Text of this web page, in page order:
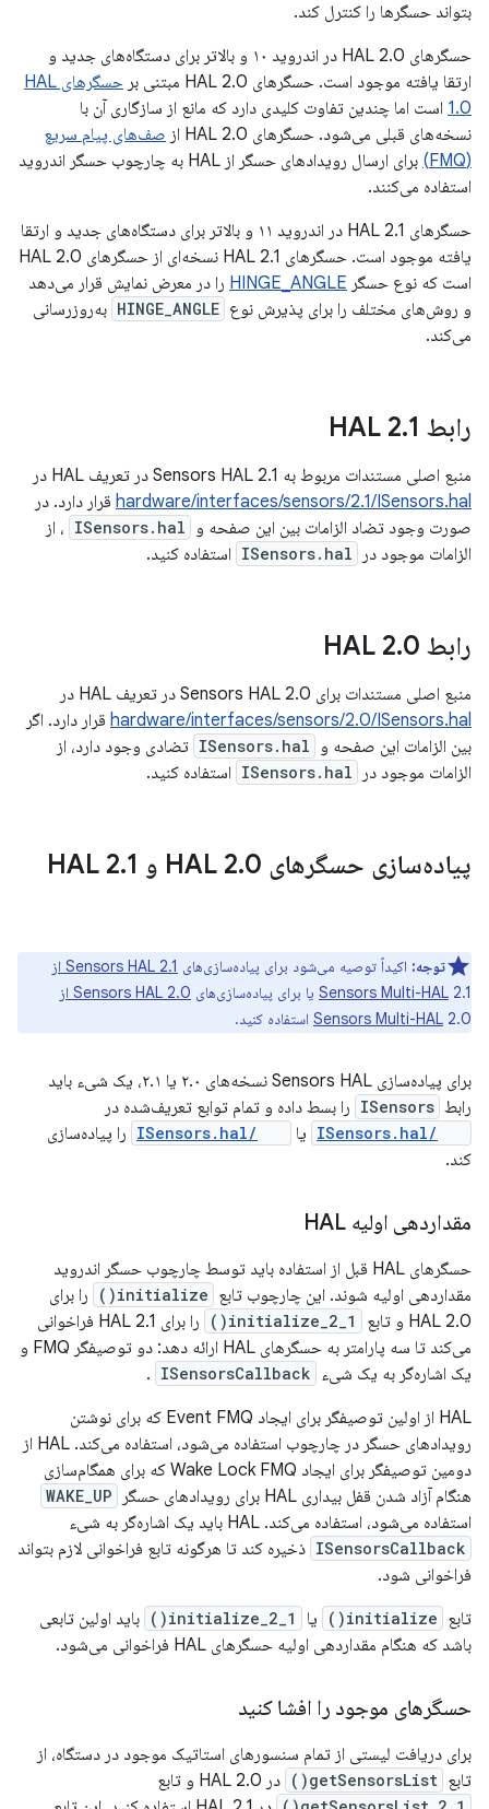
بتواند حسگرها را کنترل کند.
حسگرهای HAL 2.0 در اندروید ۱۰ و بالاتر برای دستگاه‌های جدید و
ارتقا یافته موجود است. حسگرهای HAL 2.0 مبتنی بر
حسگرهای HAL
1.0 است اما چندین تفاوت کلیدی دارد که مانع از سازگاری آن با
نسخه‌های قبلی می‌شود. حسگرهای HAL 2.0 از
صف‌های پیام سریع
(FMQ)
برای ارسال رویدادهای حسگر از HAL به چارچوب حسگر اندروید
استفاده می‌کنند.
حسگرهای HAL 2.1 در اندروید ۱۱ و بالاتر برای دستگاه‌های جدید و ارتقا
یافته موجود است. حسگرهای HAL 2.1 نسخه‌ای از حسگرهای HAL 2.0
است که نوع حسگر HINGE_ANGLE را در معرض نمایش قرار می‌دهد
و روش‌های مختلف را برای پذیرش نوع HINGE_ANGLE به‌روزرسانی
می‌کند.
رابط HAL 2 .1
منبع اصلی مستندات مربوط به Sensors HAL 2.1 در تعریف HAL ​​در
hardware/interfaces/sensors/2.1/ISensors.hal قرار دارد. در
صورت وجود تضاد الزامات بین این صفحه و
ISensors.hal ، از
الزامات موجود در
ISensors.hal استفاده کنید.
رابط HAL 2 .0
منبع اصلی مستندات برای Sensors HAL 2.0 در تعریف HAL ​​در
hardware/interfaces/sensors/2.0/ISensors.hal قرار دارد. اگر
بین الزامات این صفحه و
ISensors.hal تضادی وجود دارد، از
الزامات موجود در
ISensors.hal استفاده کنید.
پیاده‌سازی حسگرهای HAL 2 .0 و HAL 2 .1
توجه: اکیداً توصیه می‌شود برای پیاده‌سازی‌های
Sensors HAL 2.1 از
Sensors Multi-HAL 2.1 یا برای پیاده‌سازی‌های
Sensors HAL 2.0 از
Sensors Multi-HAL 2.0 استفاده کنید.
برای پیاده‌سازی Sensors HAL نسخه‌های ۲.۰ یا ۲.۱، یک شیء باید
رابط ISensors را بسط داده و تمام توابع تعریف‌شده در
یا
را پیاده‌سازی
کند.
مقداردهی اولیه HAL
حسگرهای HAL قبل از استفاده باید توسط چارچوب حسگر اندروید
مقداردهی اولیه شوند. این چارچوب تابع initialize()
را برای
HAL 2.0 و تابع
initialize_2_1()
را برای HAL 2.1 فراخوانی
می‌کند تا سه پارامتر به حسگرهای HAL ارائه دهد: دو توصیفگر FMQ و
یک اشاره‌گر به یک شیء ISensorsCallback
.
HAL از اولین توصیفگر برای ایجاد Event FMQ که برای نوشتن
رویدادهای حسگر در چارچوب استفاده می‌شود، استفاده می‌کند. HAL از
دومین توصیفگر برای ایجاد Wake Lock FMQ که برای همگام‌سازی
هنگام آزاد شدن قفل بیداری HAL برای رویدادهای حسگر
WAKE_UP
استفاده می‌شود، استفاده می‌کند. HAL باید یک اشاره‌گر به شیء
ISensorsCallback ذخیره کند تا هرگونه تابع فراخوانی لازم بتواند
فراخوانی شود.
تابع initialize() یا initialize_2_1()
باید اولین تابعی
باشد که هنگام مقداردهی اولیه حسگرهای HAL فراخوانی می‌شود.
حسگرهای موجود را افشا کنید
برای دریافت لیستی از تمام سنسورهای استاتیک موجود در دستگاه، از
تابع getSensorsList() در HAL 2.0 و تابع